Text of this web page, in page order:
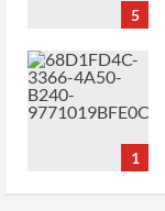
5
1